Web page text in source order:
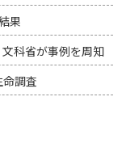
果
科省が事例を周知
調査